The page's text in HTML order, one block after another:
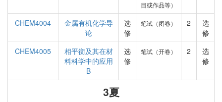
目或作品等）
CHEM4004
金属有机化学导
论
选
修
笔试（闭卷） 2
选
修
CHEM4005
相平衡及其在材
料科学中的应用
B
选
修
笔试（开卷） 2
选
修
3夏